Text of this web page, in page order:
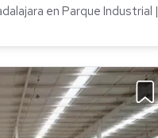
en Parque Industrial |